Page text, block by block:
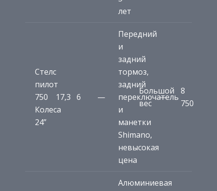
лет
Стелс
пилот
750
Колеса
24”
17,3 6 —
Передний
и
задний
тормоз,
задний
переключатель
и
манетки
Shimano,
невысокая
цена
Большой
вес
—
8
750
Алюминиевая